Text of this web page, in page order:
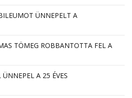
ÜNNEPELT A
TÖMEG ROBBANTOTTA FEL A
A 25 ÉVES